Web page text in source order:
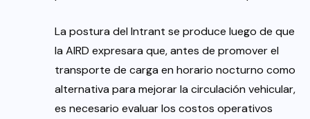
La postura del Intrant se produce luego de que
la AIRD expresara que, antes de promover el
transporte de carga en horario nocturno como
alternativa para mejorar la circulación vehicular,
es necesario evaluar los costos operativos